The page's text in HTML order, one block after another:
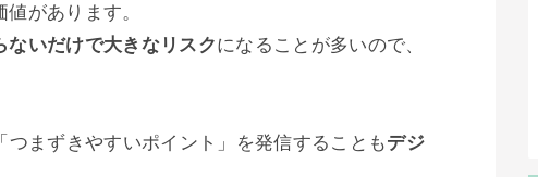
値があります。
ないだけで大きなリスクになることが多いので、
まずきやすいポイント」を発信することもデジ